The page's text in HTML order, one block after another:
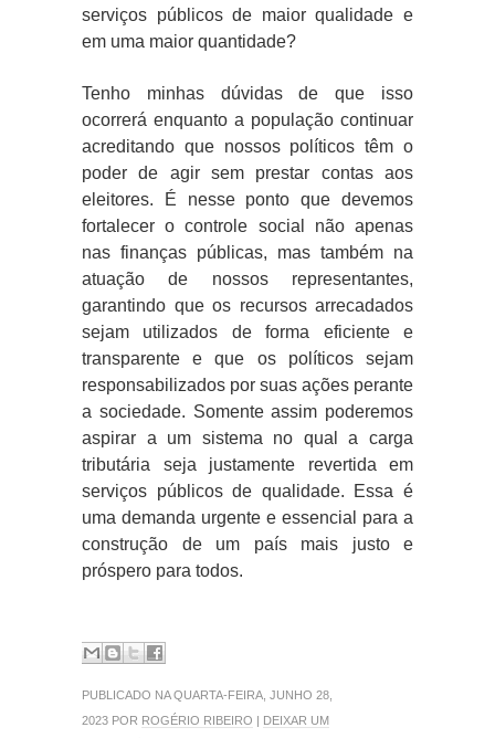
serviços públicos de maior qualidade e
em uma maior quantidade?
Tenho minhas dúvidas de que isso
ocorrerá enquanto a população continuar
acreditando que nossos políticos têm o
poder de agir sem prestar contas aos
eleitores. É nesse ponto que devemos
fortalecer o controle social não apenas
nas finanças públicas, mas também na
atuação de nossos representantes,
garantindo que os recursos arrecadados
sejam utilizados de forma eficiente e
transparente e que os políticos sejam
responsabilizados por suas ações perante
a sociedade. Somente assim poderemos
aspirar a um sistema no qual a carga
tributária seja justamente revertida em
serviços públicos de qualidade. Essa é
uma demanda urgente e essencial para a
construção de um país mais justo e
próspero para todos.
PUBLICADO NA QUARTA-FEIRA, JUNHO 28,
2023 POR ROGÉRIO RIBEIRO
DEIXAR UM